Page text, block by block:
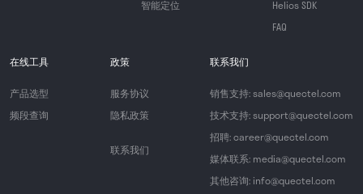
智能定位
Helios SDK
FAQ
在线工具
产品选型
频段查询
政策
服务协议
隐私政策
联系我们
联系我们
销售支持: sales@quectel.com
技术支持: support@quectel.com
招聘: career@quectel.com
媒体联系: media@quectel.com
其他咨询: info@quectel.com